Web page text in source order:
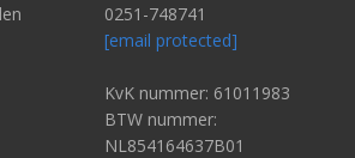
0251-748741
[email protected]
KvK nummer: 61011983
BTW nummer:
NL854164637B01